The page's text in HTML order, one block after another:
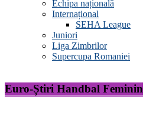
Echipa națională
Internațional
SEHA League
Juniori
Liga Zimbrilor
Supercupa Romaniei
Euro-Știri Handbal Feminin